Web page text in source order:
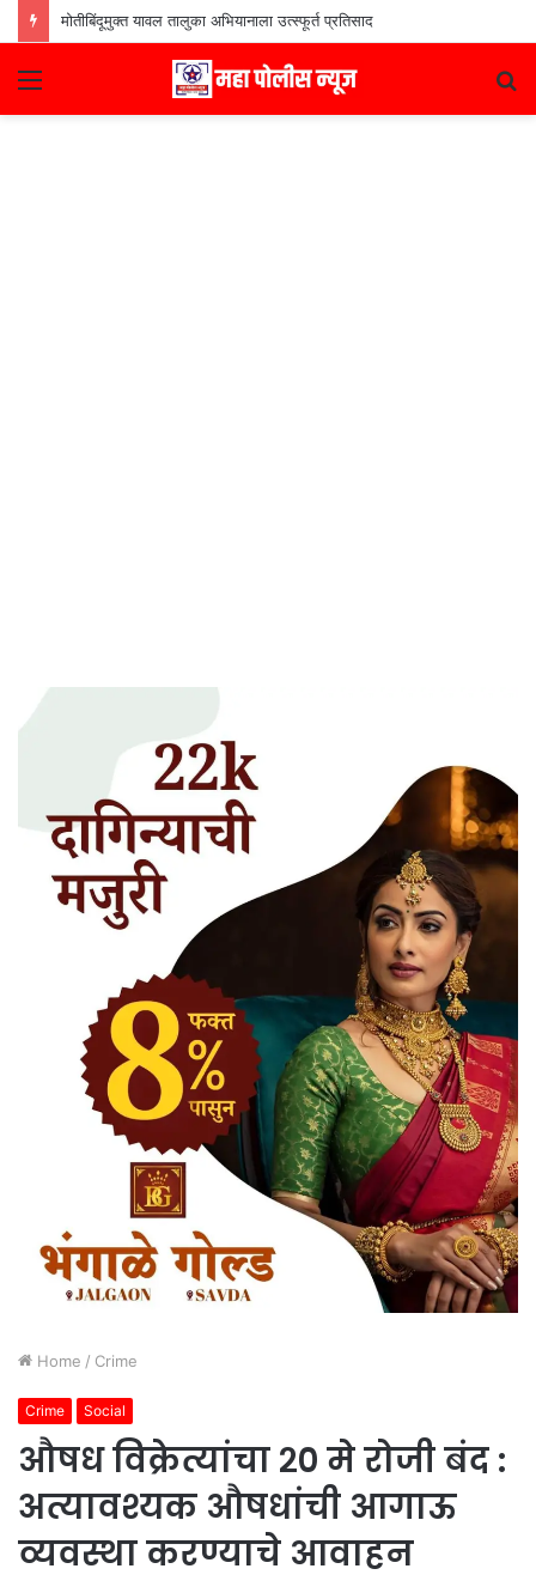
मोतीबिंदूमुक्त यावल तालुका अभियानाला उत्स्फूर्त प्रतिसाद
Menu
Home / Crime
Crime Social
औषध विक्रेत्यांचा २० मे रोजी बंद :
अत्यावश्यक औषधांची आगाऊ
व्यवस्था करण्याचे आवाहन